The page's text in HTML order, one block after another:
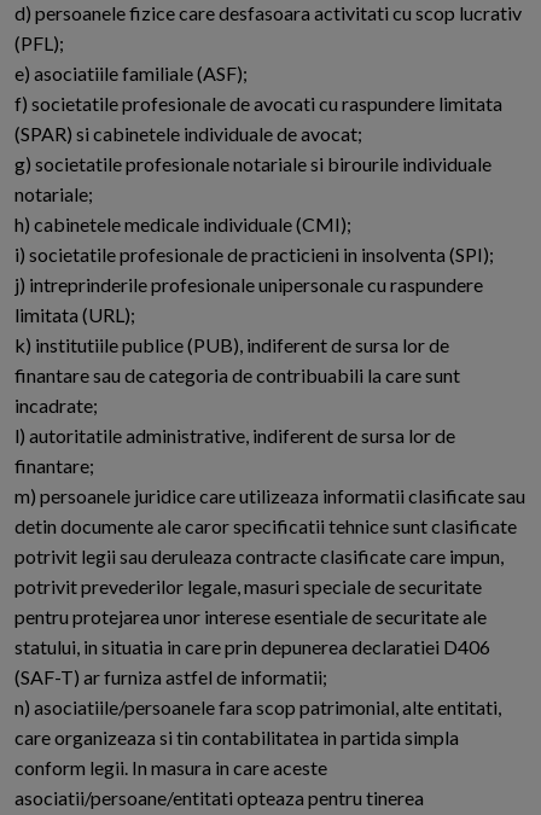
d) persoanele fizice care desfasoara activitati cu scop lucrativ
(PFL);
e) asociatiile familiale (ASF);
f) societatile profesionale de avocati cu raspundere limitata
(SPAR) si cabinetele individuale de avocat;
g) societatile profesionale notariale si birourile individuale
notariale;
h) cabinetele medicale individuale (CMI);
i) societatile profesionale de practicieni in insolventa (SPI);
j) intreprinderile profesionale unipersonale cu raspundere
limitata (URL);
k) institutiile publice (PUB), indiferent de sursa lor de
finantare sau de categoria de contribuabili la care sunt
incadrate;
l) autoritatile administrative, indiferent de sursa lor de
finantare;
m) persoanele juridice care utilizeaza informatii clasificate sau
detin documente ale caror specificatii tehnice sunt clasificate
potrivit legii sau deruleaza contracte clasificate care impun,
potrivit prevederilor legale, masuri speciale de securitate
pentru protejarea unor interese esentiale de securitate ale
statului, in situatia in care prin depunerea declaratiei D406
(SAF-T) ar furniza astfel de informatii;
n) asociatiile/persoanele fara scop patrimonial, alte entitati,
care organizeaza si tin contabilitatea in partida simpla
conform legii. In masura in care aceste
asociatii/persoane/entitati opteaza pentru tinerea